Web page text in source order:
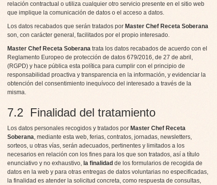
relación contractual o utiliza cualquier otro servicio presente en el sitio web
que implique la comunicación de datos o el acceso a datos.
Los datos recabados que serán tratados por Master Chef Receta Soberana
son, con carácter general, facilitados por el propio interesado.
Master Chef Receta Soberana trata los datos recabados de acuerdo con el
Reglamento Europeo de protección de datos 679/2016, de 27 de abril,
(RGPD) y hace pública esta política para cumplir con el principio de
responsabilidad proactiva y transparencia en la información, y evidenciar la
obtención del consentimiento inequívoco del interesado a través de la
misma.
7.2 Finalidad del tratamiento
Los datos personales recogidos y tratados por Master Chef Receta
Soberana, mediante esta web, ferias, contratos, jornadas, newsletters,
sorteos, u otras vías, serán adecuados, pertinentes y limitados a los
necesarios en relación con los fines para los que son tratados, así a título
enunciativo y no exhaustivo, la finalidad de los formularios de recogida de
datos en la web y para otras entregas de datos voluntarias no especificadas,
la finalidad es atender la solicitud concreta, como respuesta de consultas,